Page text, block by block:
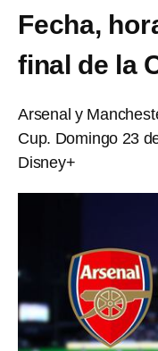
Fecha,
final de la
Arsenal y
Cup. Domingo 23
Disney+